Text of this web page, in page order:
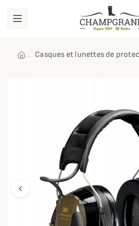
Casques et lunettes de
chevron_left